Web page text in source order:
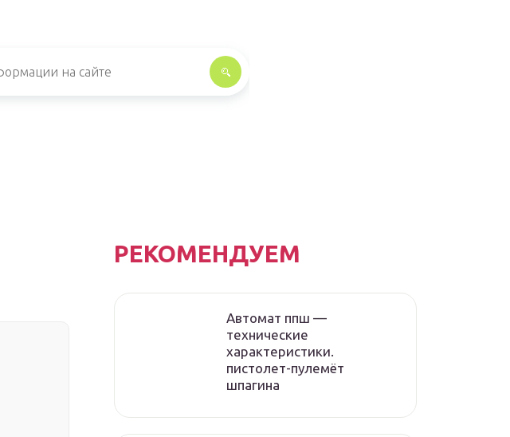
РЕКОМЕНДУЕМ
Автомат ппш —
технические
характеристики.
пистолет-пулемёт
шпагина